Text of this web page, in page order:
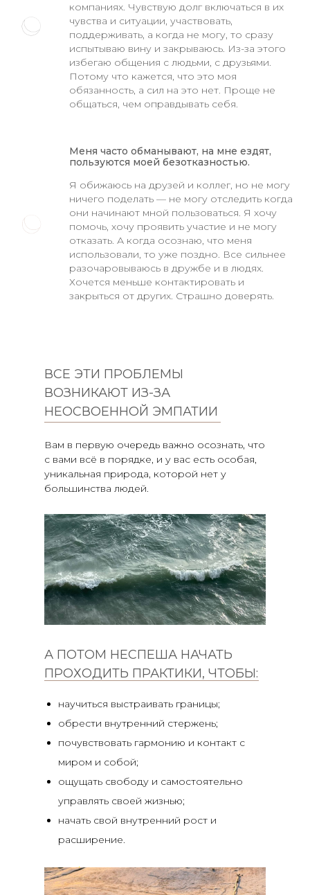
компаниях. Чувствую долг включаться в их
чувства и ситуации, участвовать,
поддерживать, а когда не могу, то сразу
испытываю вину и закрываюсь. Из-за этого
избегаю общения с людьми, с друзьями.
Потому что кажется, что это моя
обязанность, а сил на это нет. Проще не
общаться, чем оправдывать себя.
Меня часто обманывают, на мне ездят,
пользуются моей безотказностью.
Я обижаюсь на друзей и коллег, но не могу
ничего поделать — не могу отследить когда
они начинают мной пользоваться. Я хочу
помочь, хочу проявить участие и не могу
отказать. А когда осознаю, что меня
использовали, то уже поздно. Все сильнее
разочаровываюсь в дружбе и в людях.
Хочется меньше контактировать и
закрыться от других. Страшно доверять.
ВСЕ ЭТИ ПРОБЛЕМЫ
ВОЗНИКАЮТ ИЗ-ЗА
НЕОСВОЕННОЙ ЭМПАТИИ
научиться выстраивать границы;
обрести внутренний стержень;
почувствовать гармонию и контакт с
миром и собой;
ощущать свободу и самостоятельно
управлять своей жизнью;
начать свой внутренний рост и
расширение.
А ПОТОМ НЕСПЕША НАЧАТЬ
ПРОХОДИТЬ ПРАКТИКИ, ЧТОБЫ:
Вам в первую очередь важно осознать, что
с вами всё в порядке, и у вас есть особая,
уникальная природа, которой нет у
большинства людей.